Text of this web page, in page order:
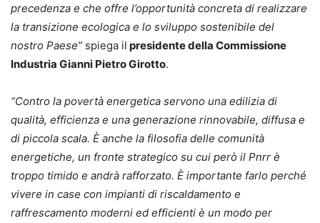
precedenza e che offre l’opportunità concreta di realizzare
la transizione ecologica e lo sviluppo sostenibile del
nostro Paese” spiega il presidente della Commissione
Industria Gianni Pietro Girotto.
“Contro la povertà energetica servono una edilizia di
qualità, efficienza e una generazione rinnovabile, diffusa e
di piccola scala. È anche la filosofia delle comunità
energetiche, un fronte strategico su cui però il Pnrr è
troppo timido e andrà rafforzato. È importante farlo perché
vivere in case con impianti di riscaldamento e
raffrescamento moderni ed efficienti è un modo per